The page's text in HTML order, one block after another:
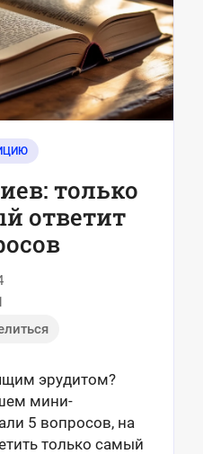
только
ответит
эрудитом?
мини-
5 вопросов, на
только самый